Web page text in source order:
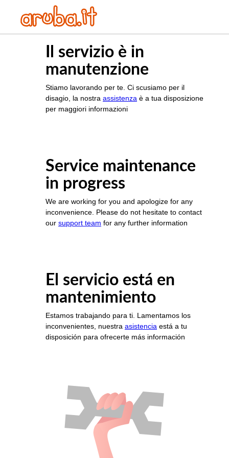
Il servizio è in
manutenzione
Stiamo lavorando per te. Ci scusiamo per il
disagio, la nostra assistenza è a tua disposizione
per maggiori informazioni
Service maintenance
in progress
We are working for you and apologize for any
inconvenience. Please do not hesitate to contact
our support team for any further information
El servicio está en
mantenimiento
Estamos trabajando para ti. Lamentamos los
inconvenientes, nuestra asistencia está a tu
disposición para ofrecerte más información